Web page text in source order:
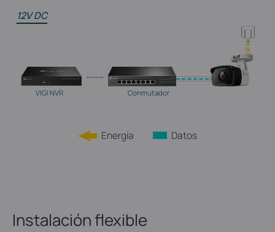
12V DC
VIGI NVR Conmutador
Energía Datos
Instalación flexible